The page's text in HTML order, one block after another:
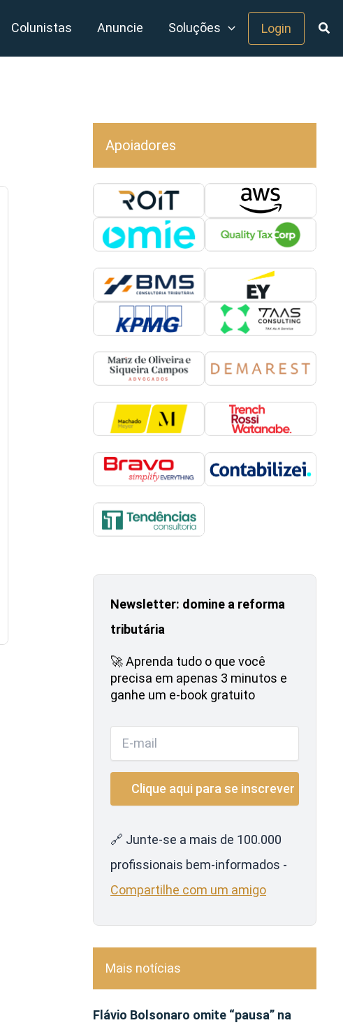
Colunistas Anuncie Soluções Login
Apoiadores
Newsletter: domine a reforma
tributária
🚀 Aprenda tudo o que você
precisa em apenas 3 minutos e
ganhe um e-book gratuito
🔗 Junte-se a mais de 100.000
profissionais bem-informados -
Compartilhe com um amigo
Mais notícias
Flávio Bolsonaro omite “pausa” na